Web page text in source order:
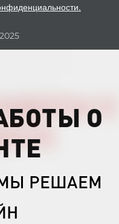
.
О
МЫ РЕШАЕМ